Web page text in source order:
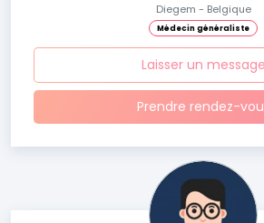
Diegem - Belgique
Médecin généraliste
Laisser un message
Prendre rendez-